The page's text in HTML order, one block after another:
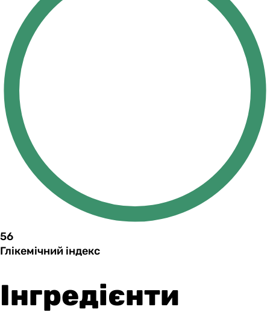
56
Глікемічний індекс
Інгредієнти